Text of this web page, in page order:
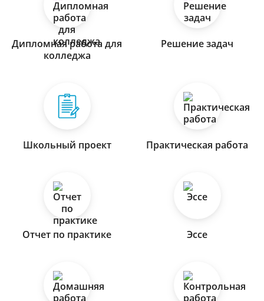
Дипломная работа для
колледжа
Решение задач
Школьный проект Практическая работа
Отчет по практике Эссе